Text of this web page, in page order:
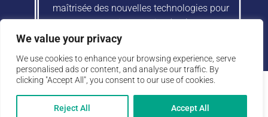
We value your privacy
We use cookies to enhance your browsing experience, serve
personalised ads or content, and analyse our traffic. By
clicking "Accept All", you consent to our use of cookies.
Reject All Accept All
maîtrisée des nouvelles technologies pour
la gestion de crise (IA…).
Maltese Technologies - 43B Rue Saint Sébastien - 75011 Paris - TVA:
FR29891257669 - SIRET 89125766900012 - RCS de Paris
Conditions Générales d’Utilisation